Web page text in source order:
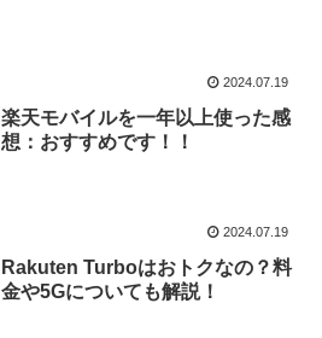
2024.07.19
楽天モバイルを一年以上使った感
想：おすすめです！！
2024.07.19
Rakuten Turboはおトクなの？料
金や5Gについても解説！